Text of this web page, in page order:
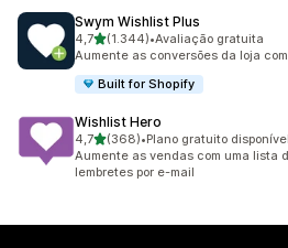
Swym Wishlist Plus
4,7de 5 estrelas
(1.344)
1344 avaliações ao todo
•Avaliação gratuita
Aumente as conversões da loja
Built for Shopify
Wishlist Hero
4,7de 5 estrelas
(368)
368 avaliações ao todo
•Plano gratuito disponível
Aumente as vendas com uma lista
lembretes por e-mail